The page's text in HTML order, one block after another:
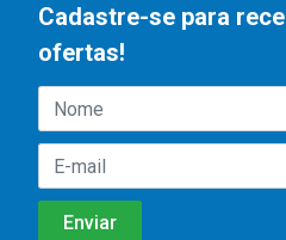
Cadastre-se para
ofertas!